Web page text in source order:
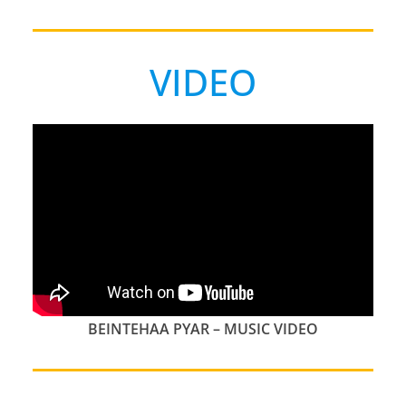
VIDEO
BEINTEHAA PYAR – MUSIC VIDEO